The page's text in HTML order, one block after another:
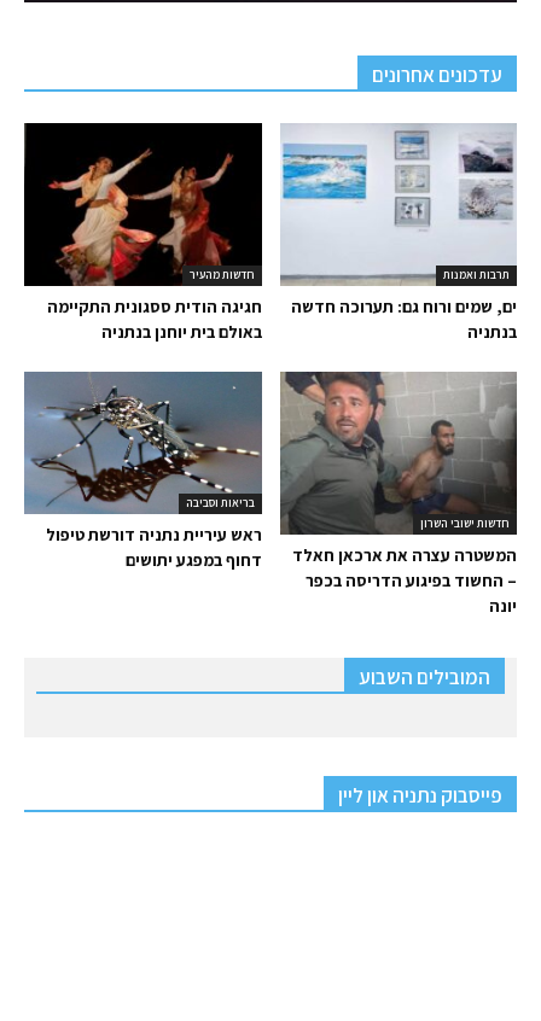
עדכונים אחרונים
חדשות מהעיר
חגיגה הודית ססגונית התקיימה
באולם בית יוחנן בנתניה
תרבות ואמנות
ים, שמים ורוח גם: תערוכה חדשה
בנתניה
בריאות וסביבה
ראש עיריית נתניה דורשת טיפול
דחוף במפגע יתושים
חדשות ישובי השרון
המשטרה עצרה את ארכאן חאלד
– החשוד בפיגוע הדריסה בכפר
יונה
המובילים השבוע
פייסבוק נתניה און ליין